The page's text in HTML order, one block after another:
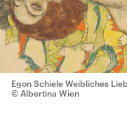
Egon Schiele Weibliches
© Albertina Wien